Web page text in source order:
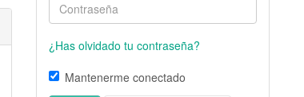
¿Has olvidado tu contraseña?
Mantenerme conectado